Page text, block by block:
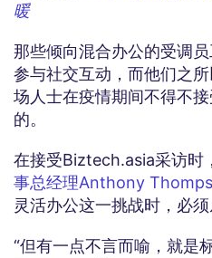
暖
那些倾向混合办公的受调
参与社交互动，而他们之
场人士在疫情期间不得不
的。
在接受Biztech.asia采访时
事总经理Anthony
灵活办公这一挑战时，必须
“但有一点不言而喻，就是